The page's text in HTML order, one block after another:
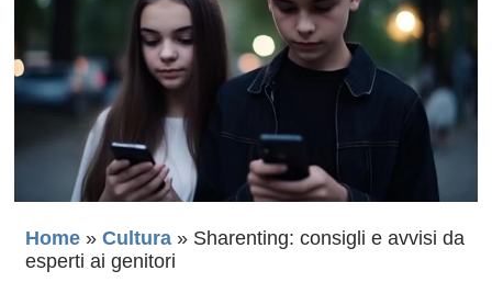
Home » Cultura » Sharenting: consigli e avvisi da
esperti ai genitori